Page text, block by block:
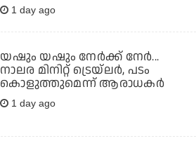
1 day ago
യഷും യഷും നേര്‍ക്ക് നേര്‍...
നാലര മിനിറ്റ് ട്രെയ്‌ലര്‍, പടം
കൊളുത്തുമെന്ന് ആരാധകര്‍
1 day ago